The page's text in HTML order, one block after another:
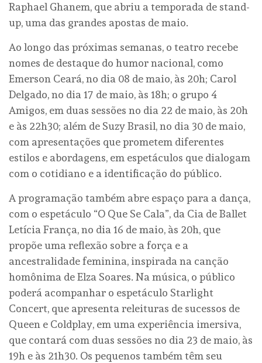
Raphael Ghanem, que abriu a temporada de stand-
up, uma das grandes apostas de maio.
Ao longo das próximas semanas, o teatro recebe
nomes de destaque do humor nacional, como
Emerson Ceará, no dia 08 de maio, às 20h; Carol
Delgado, no dia 17 de maio, às 18h; o grupo 4
Amigos, em duas sessões no dia 22 de maio, às 20h
e às 22h30; além de Suzy Brasil, no dia 30 de maio,
com apresentações que prometem diferentes
estilos e abordagens, em espetáculos que dialogam
com o cotidiano e a identificação do público.
A programação também abre espaço para a dança,
com o espetáculo “O Que Se Cala”, da Cia de Ballet
Letícia França, no dia 16 de maio, às 20h, que
propõe uma reflexão sobre a força e a
ancestralidade feminina, inspirada na canção
homônima de Elza Soares. Na música, o público
poderá acompanhar o espetáculo Starlight
Concert, que apresenta releituras de sucessos de
Queen e Coldplay, em uma experiência imersiva,
que contará com duas sessões no dia 23 de maio, às
19h e às 21h30. Os pequenos também têm seu